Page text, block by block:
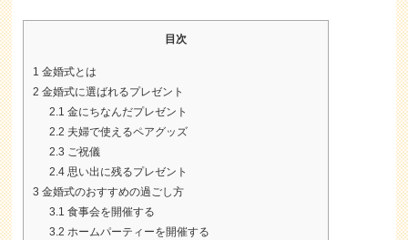
目次
1 金婚式とは
2 金婚式に選ばれるプレゼント
2.1 金にちなんだプレゼント
2.2 夫婦で使えるペアグッズ
2.3 ご祝儀
2.4 思い出に残るプレゼント
3 金婚式のおすすめの過ごし方
3.1 食事会を開催する
3.2 ホームパーティーを開催する